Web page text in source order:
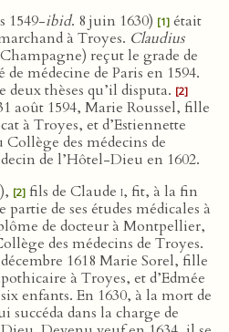
1549-ibid. 8 juin 1630) [1] était
à Troyes. Claudius
reçut le grade de
médecine de Paris en 1594.
deux thèses qu’il disputa. [2]
août 1594, Marie Roussel, fille
à Troyes, et d’Estiennette
Collège des médecins de
de l’Hôtel-Dieu en 1602.
[2] fils de Claude i, fit, à la fin
partie de ses études médicales à
de docteur à Montpellier,
des médecins de Troyes.
1618 Marie Sorel, fille
à Troyes, et d’Edmée
enfants. En 1630, à la mort de
succéda dans la charge de